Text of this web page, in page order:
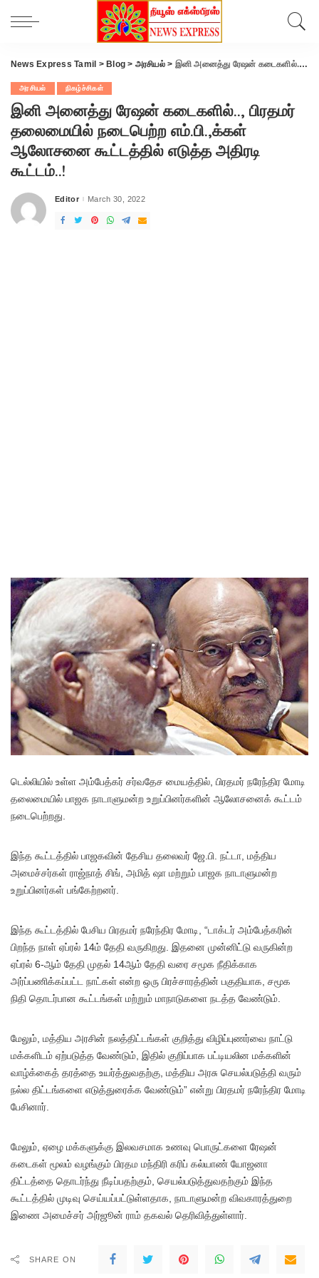
News Express Tamil > Blog > அரசியல்> இனி அனைத்து ரேஷன் கடைகளில்.., பிரதமர் தலைமையில் நடைபெற்ற எம்.பி.,க்கள் ஆலோசனை கூட்டத்தில் எடுத்த அதிரடி கூட்டம்..!
அரசியல் நிகழ்ச்சிகள்
இனி அனைத்து ரேஷன் கடைகளில்.., பிரதமர்
தலைமையில் நடைபெற்ற எம்.பி.,க்கள்
ஆலோசனை கூட்டத்தில் எடுத்த அதிரடி
கூட்டம்..!
Posted
Editor March 30, 2022
டெல்லியில் உள்ள அம்பேத்கர் சர்வதேச மையத்தில், பிரதமர் நரேந்திர மோடி
தலைமையில் பாஜக நாடாளுமன்ற உறுப்பினர்களின் ஆலோசனைக் கூட்டம்
நடைபெற்றது.
இந்த கூட்டத்தில் பாஜகவின் தேசிய தலைவர் ஜே.பி. நட்டா, மத்திய
அமைச்சர்கள் ராஜ்நாத் சிங், அமித் ஷா மற்றும் பாஜக நாடாளுமன்ற
உறுப்பினர்கள் பங்கேற்றனர்.
இந்த கூட்டத்தில் பேசிய பிரதமர் நரேந்திர மோடி, “டாக்டர் அம்பேத்கரின்
பிறந்த நாள் ஏப்ரல் 14ம் தேதி வருகிறது. இதனை முன்னிட்டு வருகின்ற
ஏப்ரல் 6-ஆம் தேதி முதல் 14ஆம் தேதி வரை சமூக நீதிக்காக
அர்ப்பணிக்கப்பட்ட நாட்கள் என்ற ஒரு பிரச்சாரத்தின் பகுதியாக, சமூக
நிதி தொடர்பான கூட்டங்கள் மற்றும் மாநாடுகளை நடத்த வேண்டும்.
மேலும், மத்திய அரசின் நலத்திட்டங்கள் குறித்து விழிப்புணர்வை நாட்டு
மக்களிடம் ஏற்படுத்த வேண்டும், இதில் குறிப்பாக பட்டியலின மக்களின்
வாழ்க்கைத் தரத்தை உயர்த்துவதற்கு, மத்திய அரசு செயல்படுத்தி வரும்
நல்ல திட்டங்களை எடுத்துரைக்க வேண்டும்” என்று பிரதமர் நரேந்திர மோடி
பேசினார்.
மேலும், ஏழை மக்களுக்கு இலவசமாக உணவு பொருட்களை ரேஷன்
கடைகள் மூலம் வழங்கும் பிரதம மந்திரி கரிப் கல்யாண் யோஜனா
திட்டத்தை தொடர்ந்து நீடிப்பதற்கும், செயல்படுத்துவதற்கும் இந்த
கூட்டத்தில் முடிவு செய்யப்பட்டுள்ளதாக, நாடாளுமன்ற விவகாரத்துறை
இணை அமைச்சர் அர்ஜூன் ராம் தகவல் தெரிவித்துள்ளார்.
SHARE ON